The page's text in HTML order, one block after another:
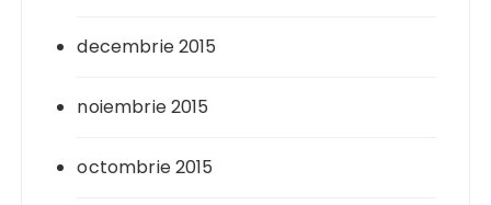
decembrie 2015
noiembrie 2015
octombrie 2015